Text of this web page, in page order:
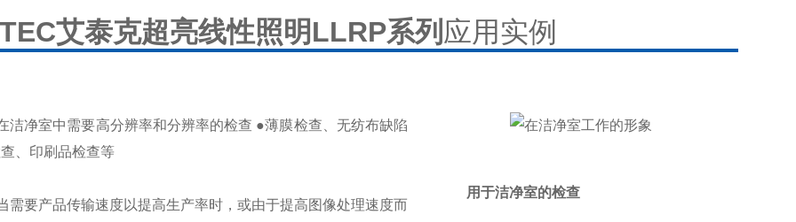
艾泰克超亮线性照明LLRP系列 应用实例
洁净室中需要高分辨率和分辨率的检查 ●薄膜检查、无纺布缺陷
、印刷品检查等
需要产品传输速度以提高生产率时，或由于提高图像处理速度而
用于洁净室的检查